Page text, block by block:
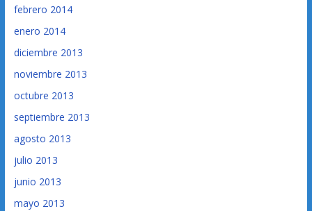
febrero 2014
enero 2014
diciembre 2013
noviembre 2013
octubre 2013
septiembre 2013
agosto 2013
julio 2013
junio 2013
mayo 2013